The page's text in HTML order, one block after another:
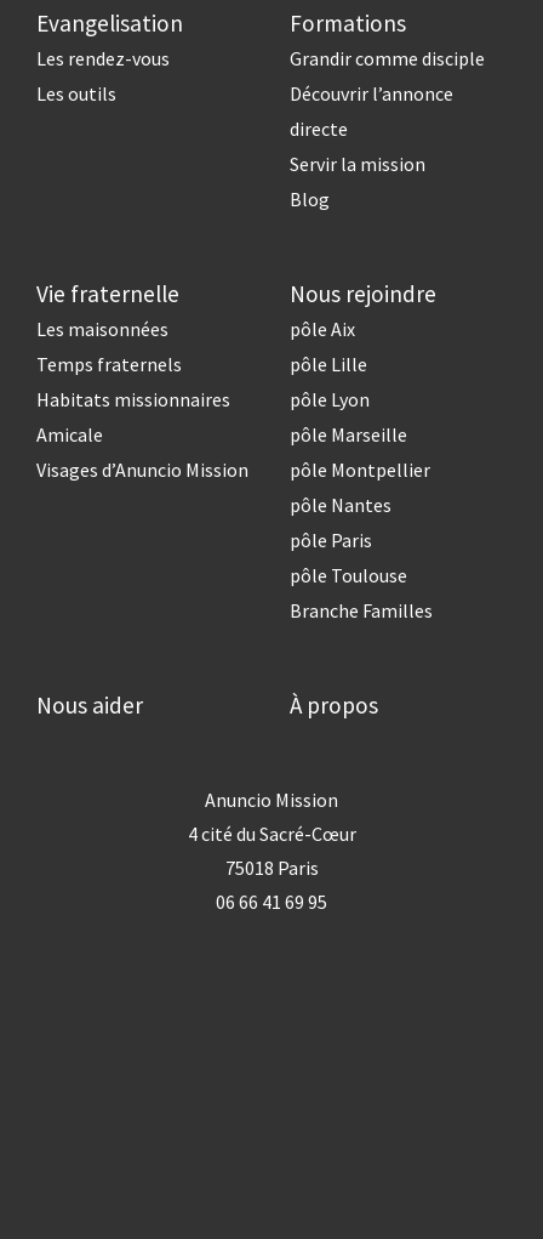
Evangelisation
Les rendez-vous
Les outils
Formations
Grandir comme disciple
Découvrir l’annonce
directe
Servir la mission
Blog
Vie fraternelle
Les maisonnées
Temps fraternels
Habitats missionnaires
Amicale
Visages d’Anuncio Mission
Nous rejoindre
pôle Aix
pôle Lille
pôle Lyon
pôle Marseille
pôle Montpellier
pôle Nantes
pôle Paris
pôle Toulouse
Branche Familles
Nous aider À propos
Anuncio Mission
4 cité du Sacré-Cœur
75018 Paris
06 66 41 69 95